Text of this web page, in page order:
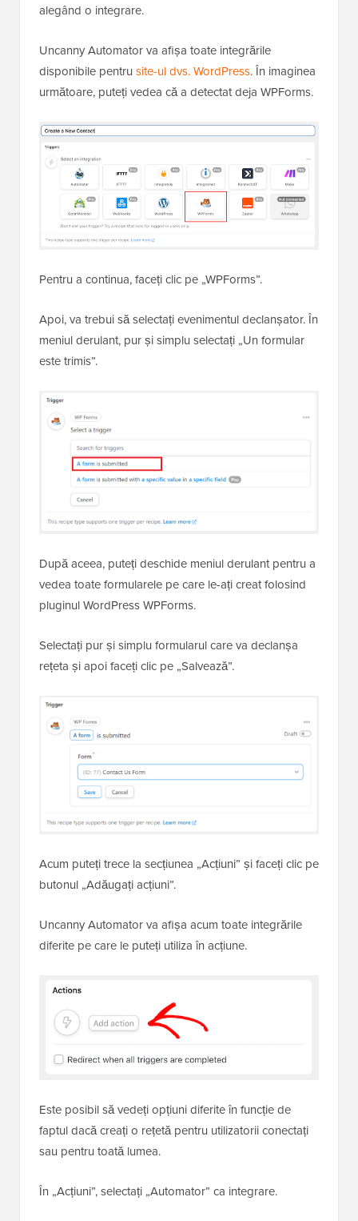
alegând o integrare.
Uncanny Automator va afișa toate integrările
disponibile pentru site-ul dvs. WordPress. În imaginea
următoare, puteți vedea că a detectat deja WPForms.
Pentru a continua, faceți clic pe „WPForms”.
Apoi, va trebui să selectați evenimentul declanșator. În
meniul derulant, pur și simplu selectați „Un formular
este trimis”.
După aceea, puteți deschide meniul derulant pentru a
vedea toate formularele pe care le-ați creat folosind
pluginul WordPress WPForms.
Selectați pur și simplu formularul care va declanșa
rețeta și apoi faceți clic pe „Salvează”.
Acum puteți trece la secțiunea „Acțiuni” și faceți clic pe
butonul „Adăugați acțiuni”.
Uncanny Automator va afișa acum toate integrările
diferite pe care le puteți utiliza în acțiune.
Este posibil să vedeți opțiuni diferite în funcție de
faptul dacă creați o rețetă pentru utilizatorii conectați
sau pentru toată lumea.
În „Acțiuni”, selectați „Automator” ca integrare.